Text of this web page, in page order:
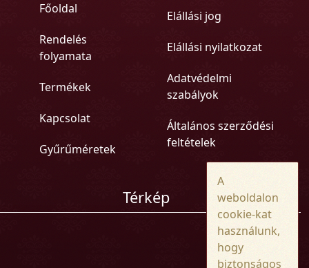
Főoldal
Rendelés
folyamata
Termékek
Kapcsolat
Gyűrűméretek
Elállási jog
Elállási nyilatkozat
Adatvédelmi
szabályok
Általános szerződési
feltételek
Térkép
A
weboldalon
cookie-kat
használunk,
hogy
biztonságos